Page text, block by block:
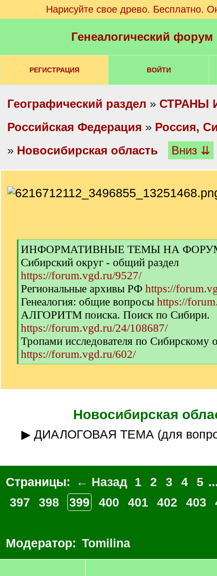
Нарисуйте свое древо. Бесплатно.
Генеалогический
РЕГИСТРАЦИЯ ВОЙТИ
Географический раздел » СТРАНЫ
Российская Федерация » Россия,
» Новосибирская область Вниз ⇊
[
q
]
ИНФОРМАТИВНЫЕ ТЕМЫ НА
Сибирский округ - общий раздел
https://forum.vgd.ru/9527/
Региональные архивы РФ https://
Генеалогия: общие вопросы https://
АЛГОРИТМ поиска. Поиск по Сибири.
https://forum.vgd.ru/24/108687/
Тропами исследователя по Сибирскому
https://forum.vgd.ru/602/
[
]
Новосибирская
▶ ДИАЛОГОВАЯ ТЕМА (для
Страницы: ← Назад 1 2 3 4 5
397
398 399 400 401 402 403
Модератор: Tomilina